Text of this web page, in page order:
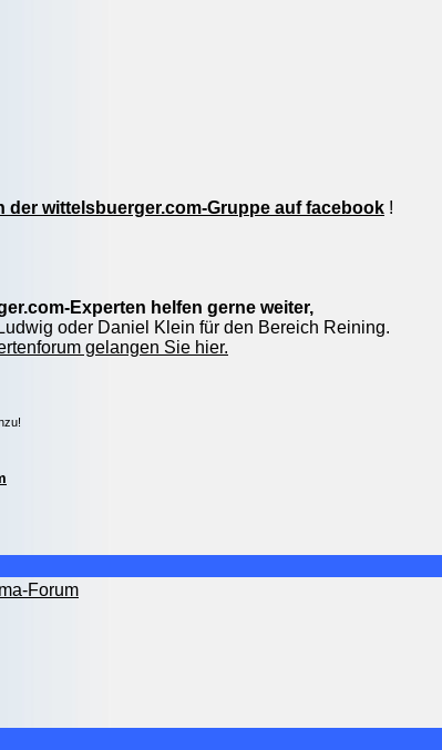
der wittelsbuerger.com-Gruppe auf facebook !
Experten helfen gerne weiter,
oder Daniel Klein für den Bereich Reining.
gelangen Sie hier.
Forum